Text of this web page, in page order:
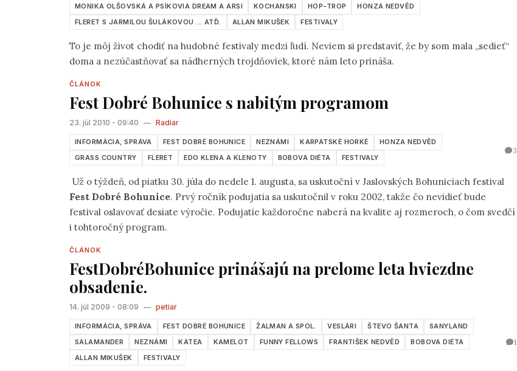
MONIKA OLŠOVSKÁ A PSÍKOVIA DREAM A ARSI
KOCHANSKI HOP-TROP
HONZA NEDVĚD
FLERET S JARMILOU ŠULÁKOVOU ... ATĎ.
ALLAN MIKUŠEK FESTIVALY
To je môj život chodiť na hudobné festivaly medzi ľudí. Neviem si predstaviť, že by som mala „sedieť“
doma a nezúčastňovať sa nádherných trojdňoviek, ktoré nám leto prináša.
ČLÁNOK
Fest Dobré Bohunice s nabitým programom
23. júl 2010 - 09:40 — Radiar
INFORMÁCIA, SPRÁVA FEST DOBRÉ BOHUNICE NEZNÁMI KARPATSKÉ HORKÉ
HONZA NEDVĚD
GRASS COUNTRY
FLERET EDO KLENA A KLENOTY BOBOVA DIÉTA FESTIVALY
3
Už o týždeň, od piatku 30. júla do nedele 1. augusta, sa uskutoční v Jaslovských Bohuniciach festival
Fest Dobré Bohunice. Prvý ročník podujatia sa uskutočnil v roku 2002, takže čo nevidieť bude
festival oslavovať desiate výročie. Podujatie každoročne naberá na kvalite aj rozmeroch, o čom svedčí
i tohtoročný program.
ČLÁNOK
FestDobréBohunice prinášajú na prelome leta hviezdne
obsadenie.
14. júl 2009 - 08:09 — petiar
INFORMÁCIA, SPRÁVA FEST DOBRÉ BOHUNICE ŽALMAN A SPOL. VESLÁRI ŠTEVO ŠANTA
SANYLAND
SALAMANDER
NEZNÁMI KATEA KAMELOT FUNNY FELLOWS FRANTIŠEK NEDVĚD
BOBOVA DIÉTA
ALLAN MIKUŠEK
FESTIVALY
1